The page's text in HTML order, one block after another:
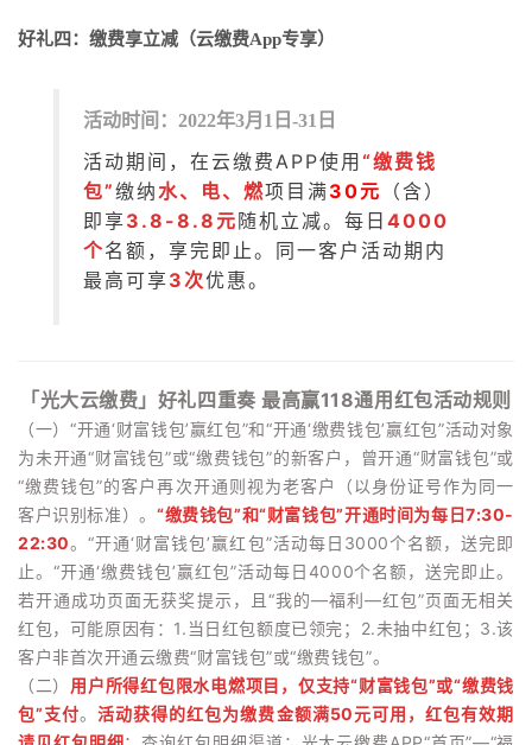
好礼四：缴费享立减（云缴费App专享）
活动时间：2022年3月1日-31日
活动期间，在云缴费APP使用 “缴费钱
包”缴纳水、电、燃项目 满30元 （含）
即享3.8-8.8元 随机立减。每日 4000
个名额，享完即止。同一客户活动期内
最高可享3次优惠。
「光大云缴费」好礼四重奏 最高赢118通用红包活动规则
（一）“开通‘财富钱包’赢红包”和“开通‘缴费钱包’赢红包”活动对象
为未开通“财富钱包”或“缴费钱包”的新客户，曾开通“财富钱包”或
“缴费钱包”的客户再次开通则视为老客户（以身份证号作为同一
客户识别标准）。 “缴费钱包”和“财富钱包”开通时间为每日7:30-
22:30。“开通‘财富钱包’赢红包”活动每日3000个名额，送完即
止。“开通‘缴费钱包’赢红包”活动每日4000个名额，送完即止。
若开通成功页面无获奖提示，且“我的—福利—红包”页面无相关
红包，可能原因有：1.当日红包额度已领完；2.未抽中红包；3.该
客户非首次开通云缴费“财富钱包”或“缴费钱包”。
（二） 用户所得红包限水电燃项目，仅支持“财富钱包”或“缴费钱
包”支付。活动获得的红包为缴费金额满50元可用，红包有效期